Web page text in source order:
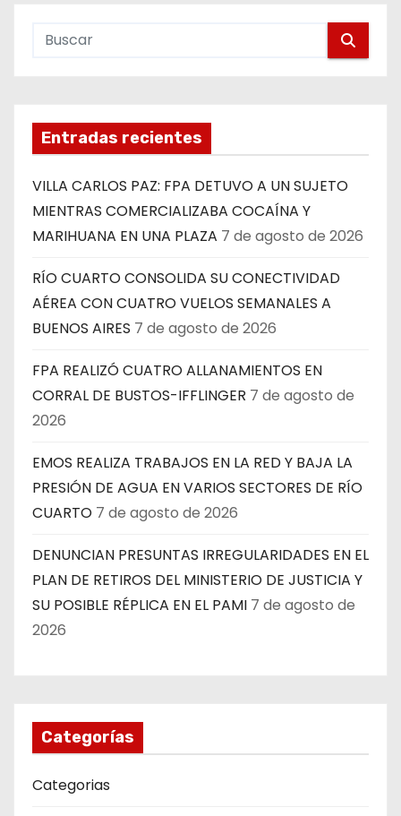
Entradas recientes
VILLA CARLOS PAZ: FPA DETUVO A UN SUJETO
MIENTRAS COMERCIALIZABA COCAÍNA Y
MARIHUANA EN UNA PLAZA 7 de agosto de 2026
RÍO CUARTO CONSOLIDA SU CONECTIVIDAD
AÉREA CON CUATRO VUELOS SEMANALES A
BUENOS AIRES 7 de agosto de 2026
FPA REALIZÓ CUATRO ALLANAMIENTOS EN
CORRAL DE BUSTOS-IFFLINGER 7 de agosto de
2026
EMOS REALIZA TRABAJOS EN LA RED Y BAJA LA
PRESIÓN DE AGUA EN VARIOS SECTORES DE RÍO
CUARTO 7 de agosto de 2026
DENUNCIAN PRESUNTAS IRREGULARIDADES EN EL
PLAN DE RETIROS DEL MINISTERIO DE JUSTICIA Y
SU POSIBLE RÉPLICA EN EL PAMI 7 de agosto de
2026
Categorías
Categorias